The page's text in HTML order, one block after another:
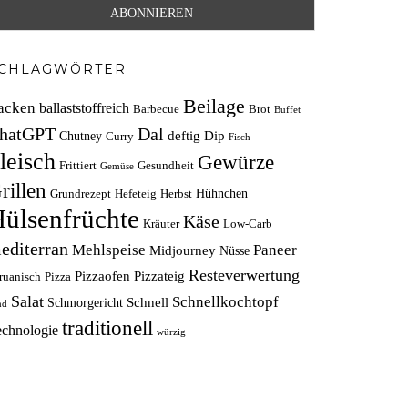
ballaststoffreich Barbecue Beilage Brot Buffet
Chutney Curry Dal deftig Dip Fisch
Frittiert Gemüse Gesundheit Gewürze
Grundrezept Hefeteig Herbst Hühnchen
Kräuter Käse Low-Carb
Mehlspeise Midjourney Nüsse Paneer
Pizza Pizzaofen Pizzateig Resteverwertung
Salat Schmorgericht Schnell Schnellkochtopf
traditionell würzig